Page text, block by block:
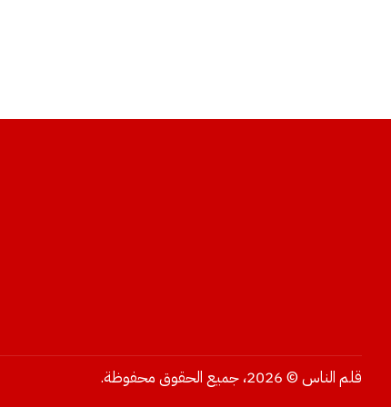
قلم الناس © 2026، جميع الحقوق محفوظة.